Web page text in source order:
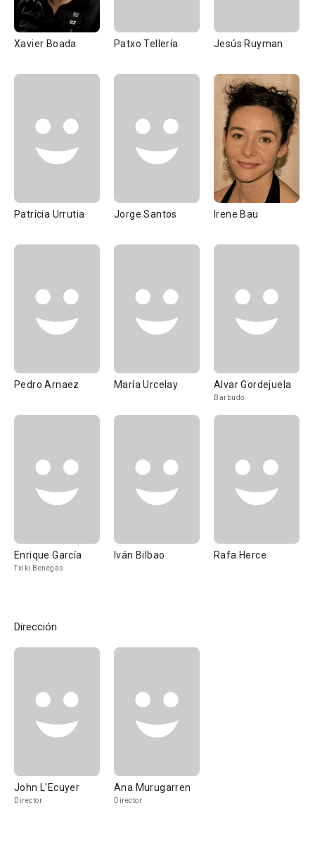
Xavier Boada Patxo Tellería Jesús Ruyman
Patricia Urrutia Jorge Santos Irene Bau
Pedro Arnaez María Urcelay Alvar Gordejuela
Barbudo
Enrique García
Txiki Benegas
Iván Bilbao Rafa Herce
Dirección
John L'Ecuyer
Director
Ana Murugarren
Director